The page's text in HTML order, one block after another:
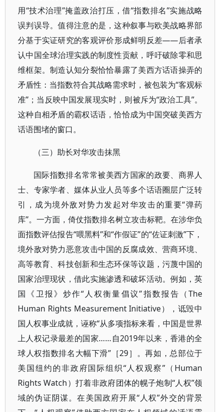
用“技术治理”掩盖政治打压，借“指数排名”实施战略
误判误导。值得注意的是，这种叙事与欧美战略界部
分基于实证研究的客观评价形成鲜明反差——后者承
认中国全球治理实践的制度性贡献，呼吁破除零和思
维框架。制造认知分裂恰恰暴露了美西方话语操弄的
矛盾性：当指数符合其战略需求时，被包装为“客观标
准”；当反映中国发展现实时，则被斥为“政治工具”。
这种自相矛盾的霸权话语，恰恰成为中国突破美西方
话语围堵的窗口。
（三）助长对华攻击抹黑
国际指数排名常常被美西方国家的政要、商界人
士、专家学者、媒体从业人员等多个话语圈层广泛转
引，成为境外敌对势力发起对华攻击的重要“弹药
库”。一方面，倚仗指数排名树立攻击标靶。在涉华负
面指数评估报告“喂黑料”和“作假证”的“佐证刺激”下，
境外敌对势力恶意攻击中国的反腐成效、营商环境、
高等教育、科技创新和生态环保等议题，污蔑中国的
国家治理现状，借此实施渗透和破坏活动。例如，英
国《卫报》炒作“人权衡量倡议”指数报告（The
Human Rights Measurement Initiative），诋毁中
国人权事业成就，诬称“从多项指标来看，中国是世界
上人权记录最差的国家……自2019年以来，香港的全
球人权指数排名大幅下滑”［29］。再如，总部位于
美国纽约的非政府国际组织“人权观察”（Human
Rights Watch）打着非政府团体的幌子炮制“人权”领
域的伪证阴谋。在美国政府开展“人权”外交的背景